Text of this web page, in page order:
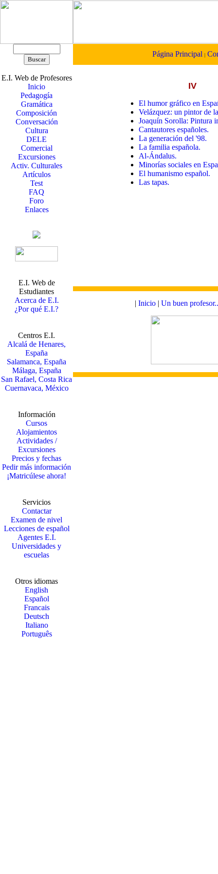
Página Principal |
E.I. Web de Profesores
Inicio
Pedagogía
Gramática
Composición
Conversación
Cultura
DELE
Comercial
Excursiones
Activ. Culturales
Artículos
Test
FAQ
Foro
Enlaces
E.I. Web de
Estudiantes
Acerca de E.I.
¿Por qué E.I.?
Centros E.I.
Alcalá de Henares,
España
Salamanca, España
Málaga, España
San Rafael, Costa Rica
Cuernavaca, México
Información
Cursos
Alojamientos
Actividades /
Excursiones
Precios y fechas
Pedir más información
¡Matricúlese ahora!
Servicios
Contactar
Examen de nivel
Lecciones de español
Agentes E.I.
Universidades y
escuelas
Otros idiomas
English
Español
Francais
Deutsch
Italiano
Português
IV
El humor gráfico en
Velázquez: un pintor de
Joaquín Sorolla: Pintura
Cantautores españoles.
La generación del '98.
La familia española.
Al-Ándalus.
Minorías sociales en
El humanismo español.
Las tapas.
| Inicio | Un buen